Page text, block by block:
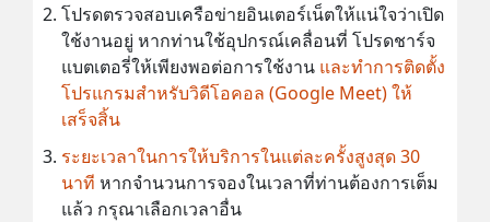
โปรดตรวจสอบเครือข่ายอินเตอร์เน็ตให้แน่ใจว่าเปิด
ใช้งานอยู่ หากท่านใช้อุปกรณ์เคลื่อนที่ โปรดชาร์จ
แบตเตอรี่ให้เพียงพอต่อการใช้งาน และทำการติดตั้ง
โปรแกรมสำหรับวิดีโอคอล (Google Meet) ให้
เสร็จสิ้น
ระยะเวลาในการให้บริการในแต่ละครั้งสูงสุด 30
นาที หากจำนวนการจองในเวลาที่ท่านต้องการเต็ม
แล้ว กรุณาเลือกเวลาอื่น